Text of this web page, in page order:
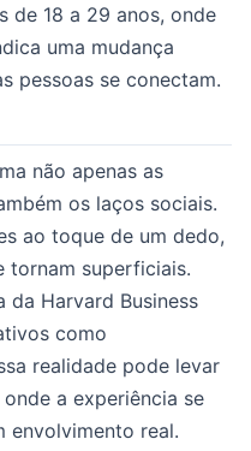
de 18 a 29 anos, onde
uma mudança
pessoas se conectam.
não apenas as
os laços sociais.
ao toque de um dedo,
tornam superficiais.
da Harvard Business
como
realidade pode levar
a experiência se
envolvimento real.